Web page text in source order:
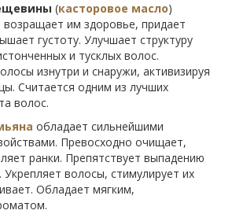
(касторовое масло)
возращает им здоровье, придает
густоту. Улучшает структуру
и тусклых волос.
изнутри и снаружи, активизируя
Считается одним из лучших
волос.
обладает сильнейшими
Превосходно очищает,
ранки. Препятствует выпадению
волосы, стимулирует их
Обладает мягким,